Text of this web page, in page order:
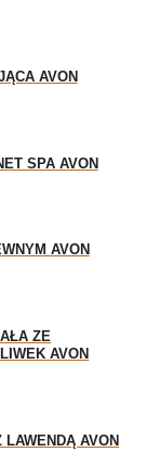
AVON
SPA AVON
AVON
ZE
AVON
AVON